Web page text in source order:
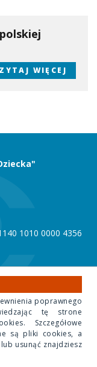
WIĘCEJ
1010 0000 4356
Dziecka"
poprawnego
tę strone
Szczegółowe
są pliki cookies, a
usunąć znajdziesz